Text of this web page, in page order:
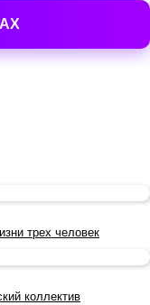
трех человек
коллектив